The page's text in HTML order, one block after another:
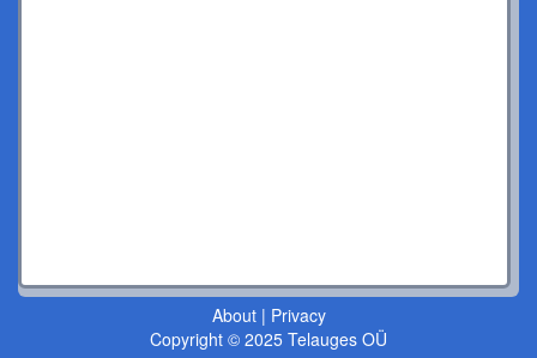
About| Privacy
Copyright © 2025 Telauges OÜ